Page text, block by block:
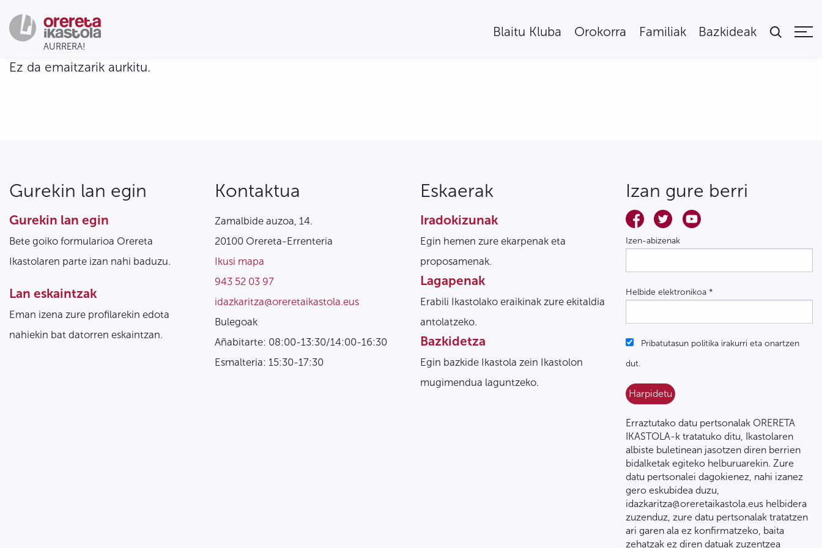
Blaitu Kluba Orokorra Familiak Bazkideak
Ez da emaitzarik aurkitu.
Gurekin lan egin
Gurekin lan egin
Bete goiko formularioa Orereta
Ikastolaren parte izan nahi baduzu.
Lan eskaintzak
Eman izena zure profilarekin edota
nahiekin bat datorren eskaintzan.
Kontaktua
Zamalbide auzoa, 14.
20100 Orereta-Errenteria
Ikusi mapa
943 52 03 97
idazkaritza@oreretaikastola.eus
Bulegoak
Añabitarte: 08:00-13:30/14:00-16:30
Esmalteria: 15:30-17:30
Eskaerak
Iradokizunak
Egin hemen zure ekarpenak eta
proposamenak.
Lagapenak
Erabili Ikastolako eraikinak zure ekitaldia
antolatzeko.
Bazkidetza
Egin bazkide Ikastola zein Ikastolon
mugimendua laguntzeko.
Izan gure berri
Izen-abizenak
Helbide elektronikoa *
Pribatutasun politika irakurri eta onartzen
dut.
Erraztutako datu pertsonalak ORERETA
IKASTOLA-k tratatuko ditu, Ikastolaren
albiste buletinean jasotzen diren berrien
bidalketak egiteko helburuarekin. Zure
datu pertsonalei dagokienez, nahi izanez
gero eskubidea duzu,
idazkaritza@oreretaikastola.eus helbidera
zuzenduz, zure datu pertsonalak tratatzen
ari garen ala ez konfirmatzeko, baita
zehatzak ez diren datuak zuzentzea